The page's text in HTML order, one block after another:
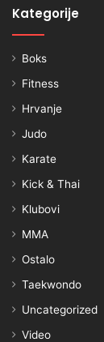
Kategorije
Boks
Fitness
Hrvanje
Judo
Karate
Kick & Thai
Klubovi
MMA
Ostalo
Taekwondo
Uncategorized
Video